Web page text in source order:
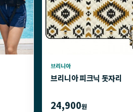
브리니아
브리니아 피크닉 돗자리
24,900원